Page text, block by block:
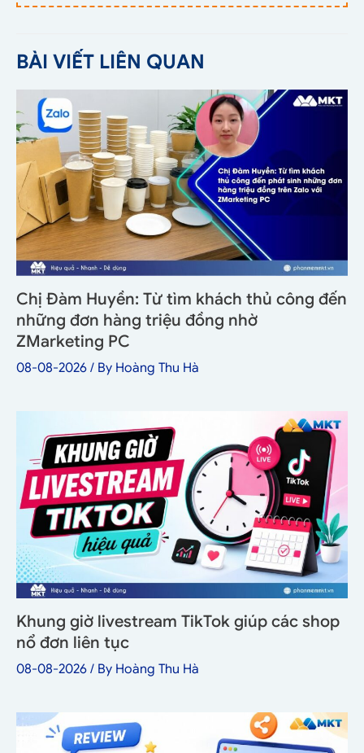
BÀI VIẾT LIÊN QUAN
Chị Đàm Huyền: Từ tìm khách thủ công đến
những đơn hàng triệu đồng nhờ
ZMarketing PC
08-08-2026 / By Hoàng Thu Hà
Khung giờ livestream TikTok giúp các shop
nổ đơn liên tục
08-08-2026 / By Hoàng Thu Hà